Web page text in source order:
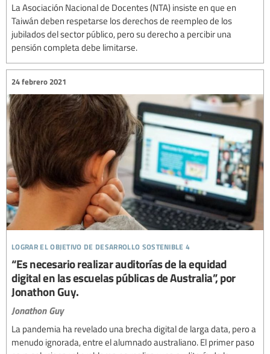
La Asociación Nacional de Docentes (NTA) insiste en que en
Taiwán deben respetarse los derechos de reempleo de los
jubilados del sector público, pero su derecho a percibir una
pensión completa debe limitarse.
lograr el objetivo de desarrollo sostenible 4
24 febrero 2021
“Es necesario realizar auditorías de la equidad
digital en las escuelas públicas de Australia”, por
Jonathon Guy.
Jonathon Guy
La pandemia ha revelado una brecha digital de larga data, pero a
menudo ignorada, entre el alumnado australiano. El primer paso